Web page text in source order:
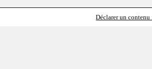
Déclarer un